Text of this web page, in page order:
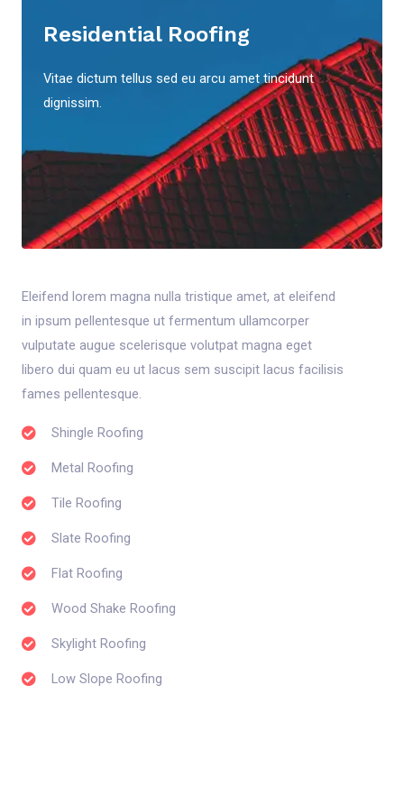
Residential Roofing
Vitae dictum tellus sed eu arcu amet tincidunt
dignissim.
Eleifend lorem magna nulla tristique amet, at eleifend
in ipsum pellentesque ut fermentum ullamcorper
vulputate augue scelerisque volutpat magna eget
libero dui quam eu ut lacus sem suscipit lacus facilisis
fames pellentesque.
Shingle Roofing
Metal Roofing
Tile Roofing
Slate Roofing
Flat Roofing
Wood Shake Roofing
Skylight Roofing
Low Slope Roofing